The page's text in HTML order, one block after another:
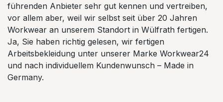
führenden Anbieter sehr gut kennen und vertreiben,
vor allem aber, weil wir selbst seit über 20 Jahren
Workwear an unserem Standort in Wülfrath fertigen.
Ja, Sie haben richtig gelesen, wir fertigen
Arbeitsbekleidung unter unserer Marke Workwear24
und nach individuellem Kundenwunsch – Made in
Germany.